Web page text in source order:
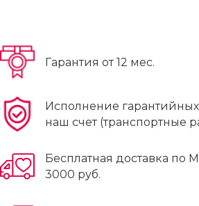
Гарантия от 12 мес.
Исполнение гарантийных
наш счет (транспортные
Бесплатная доставка по
3000 руб.